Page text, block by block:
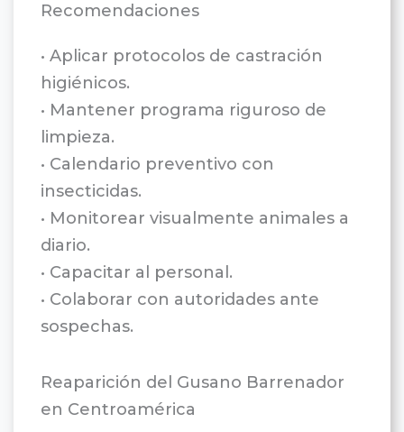
Recomendaciones
• Aplicar protocolos de castración
higiénicos.
• Mantener programa riguroso de
limpieza.
• Calendario preventivo con
insecticidas.
• Monitorear visualmente animales a
diario.
• Capacitar al personal.
• Colaborar con autoridades ante
sospechas.
Reaparición del Gusano Barrenador
en Centroamérica